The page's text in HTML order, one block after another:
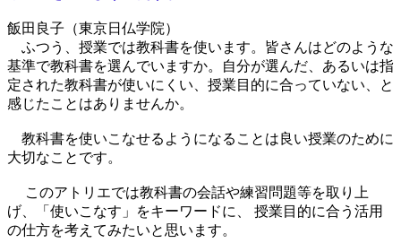
飯田良子（東京日仏学院）
ふつう、授業では教科書を使います。皆さんはどのような
基準で教科書を選んでいますか。自分が選んだ、あるいは指
定された教科書が使いにくい、授業目的に合っていない、と
感じたことはありませんか。
教科書を使いこなせるようになることは良い授業のために
大切なことです。
このアトリエでは教科書の会話や練習問題等を取り上
げ、「使いこなす」をキーワードに、 授業目的に合う活用
の仕方を考えてみたいと思います。